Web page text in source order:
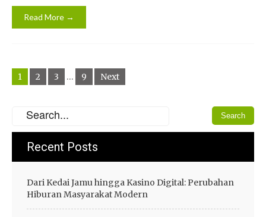
Read More →
Posts
navigation
1 2 3 … 9 Next
Recent Posts
Dari Kedai Jamu hingga Kasino Digital: Perubahan
Hiburan Masyarakat Modern